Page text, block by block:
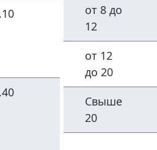
от 8 до
12
от 12
до 20
Свыше
20